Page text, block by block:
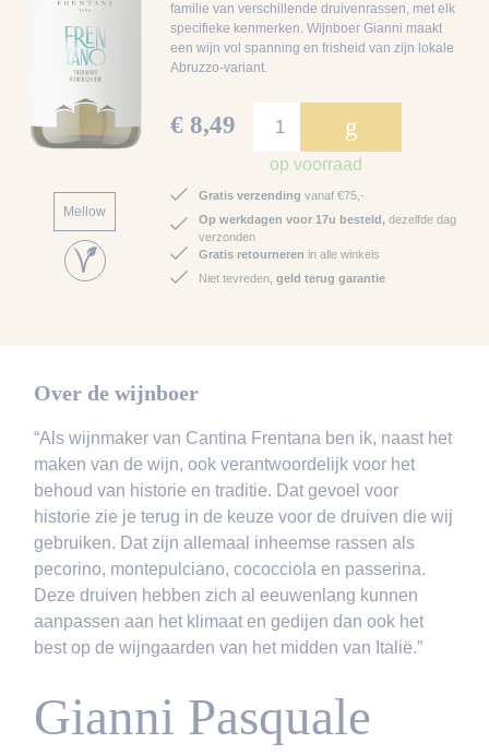
Mellow
familie van verschillende druivenrassen, met elk
specifieke kenmerken. Wijnboer Gianni maakt
een wijn vol spanning en frisheid van zijn lokale
Abruzzo-variant.
€ 8,49 g
op voorraad
Gratis verzending vanaf €75,-
Op werkdagen voor 17u besteld,dezelfde dag
verzonden
Gratis retourneren in alle winkels
Niet tevreden, geld terug garantie
Over de wijnboer
“Als wijnmaker van Cantina Frentana ben ik, naast het
maken van de wijn, ook verantwoordelijk voor het
behoud van historie en traditie. Dat gevoel voor
historie zie je terug in de keuze voor de druiven die wij
gebruiken. Dat zijn allemaal inheemse rassen als
pecorino, montepulciano, cococciola en passerina.
Deze druiven hebben zich al eeuwenlang kunnen
aanpassen aan het klimaat en gedijen dan ook het
best op de wijngaarden van het midden van Italië.”
Gianni Pasquale